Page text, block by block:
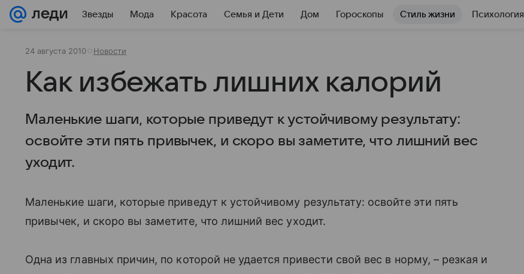
Звезды Мода Красота Семья и Дети Дом Гороскопы Стиль жизни Психология
24 августа 2010 Новости
Как избежать лишних калорий
Маленькие шаги, которые приведут к устойчивому результату:
освойте эти пять привычек, и скоро вы заметите, что лишний вес
уходит.
Маленькие шаги, которые приведут к устойчивому результату: освойте эти пять
привычек, и скоро вы заметите, что лишний вес уходит.
Одна из главных причин, по которой не удается привести свой вес в норму, – резкая и